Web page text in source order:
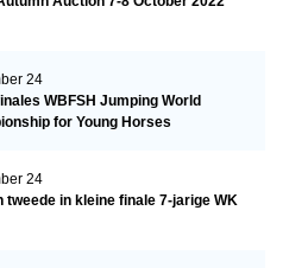
24
WBFSH Jumping World
for Young Horses
24
tweede in kleine finale 7-jarige WK